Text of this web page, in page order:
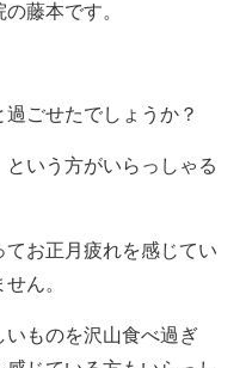
藤本です。
ごせたでしょうか？
いう方がいらっしゃる
お正月疲れを感じてい
ん。
いものを沢山食べ過ぎ